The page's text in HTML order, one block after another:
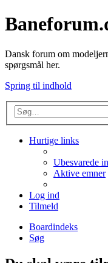
Dansk forum om
spørgsmål her.
Spring til indhold
Hurtige links
Ubesvarede
Aktive emner
Log ind
Tilmeld
Boardindeks
Søg